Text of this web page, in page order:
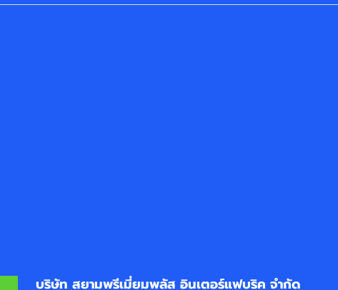
บริษัท สยามพรีเมี่ยมพลัส อินเตอร์แฟบริค จำกัด